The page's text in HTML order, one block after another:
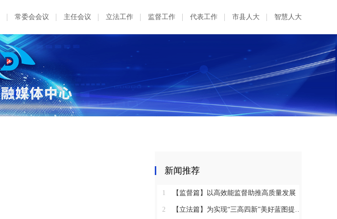
常委会会议 主任会议 立法工作 监督工作 代表工作 市县人大 智慧人大
新闻推荐
1 【监督篇】以高效能监督助推高质量发展
2 【立法篇】为实现“三高四新”美好蓝图提供坚实法治保障